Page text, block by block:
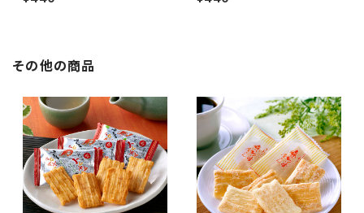
その他の商品